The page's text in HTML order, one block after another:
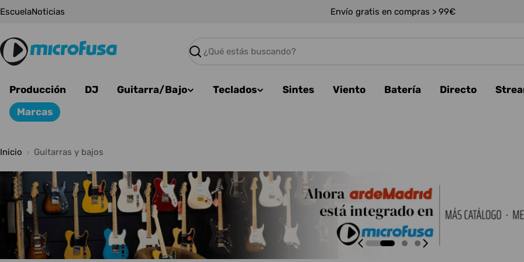
Saltar
EscuelaNoticias Envío gratis en compras > 99€
Buscar
Producción DJ Guitarra/Bajo Teclados Sintes Viento Batería Directo
Marcas
Inicio Guitarras y bajos